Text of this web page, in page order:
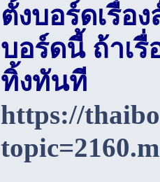
ตั้งบอร์ดเรื่อ
บอร์ดนี้ ถ้าเ
ทิ้งทันที
https://